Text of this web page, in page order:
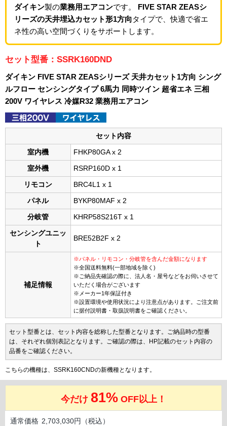
ダイキン製の業務用エアコンです。 FIVE STAR ZEASシ
リーズの天井埋込カセット形1方向タイプで、快適で省エ
ネ性の高い空間づくりをサポートします。
セット型番：SSRK160DND
ダイキン FIVE STAR ZEASシリーズ 天井カセット1方向 シング
ルフロー センシングタイプ 6馬力 同時ツイン 超省エネ 三相
200V ワイヤレス 冷媒R32 業務用エアコン
セット内容
室内機 FHKP80GA x 2
室外機 RSRP160D x 1
リモコン BRC4L1 x 1
パネル BYKP80MAF x 2
分岐管 KHRP58S216T x 1
センシングユニッ
ト
BRE52B2F x 2
補足情報
※パネル・リモコン・分岐管を含んだ金額になります
※全国送料無料(一部地域を除く)
※ご納品先確認の際に、法人名・屋号などをお伺いさせて
いただく場合がございます
※メーカー1年保証付き
※設置環境や使用状況により注意点があります。ご注文前
に据付説明書・取扱説明書をご確認ください。
セット型番とは、セット内容を総称した型番となります。ご納品時の型番
は、それぞれ個別表記となります。ご確認の際は、HP記載のセット内容の
品番をご確認ください。
こちらの機種は、SSRK160CNDの新機種となります。
今だけ 81% OFF以上！
通常価格 2,703,030円（税込）